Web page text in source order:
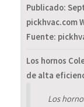
Publicado:
pickhvac.com
Fuente:
Los hornos
de alta
Los